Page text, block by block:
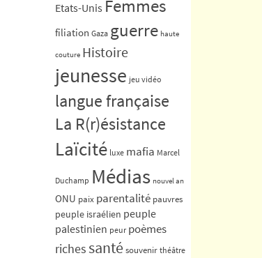
Etats-Unis Femmes
filiation Gaza guerre haute
couture Histoire
jeunesse jeu vidéo
langue française
La R(r)ésistance
Laïcité luxe mafia Marcel
Duchamp Médias nouvel an
ONU paix parentalité pauvres
peuple israélien peuple
palestinien peur poèmes
riches santé souvenir théâtre